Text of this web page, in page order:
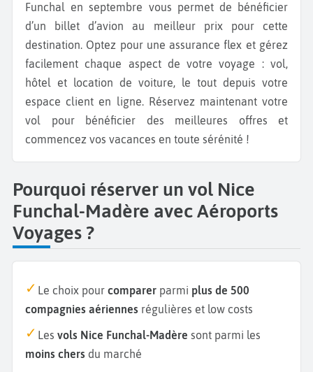
Funchal en septembre vous permet de bénéficier
d’un billet d’avion au meilleur prix pour cette
destination. Optez pour une assurance flex et gérez
facilement chaque aspect de votre voyage : vol,
hôtel et location de voiture, le tout depuis votre
espace client en ligne. Réservez maintenant votre
vol pour bénéficier des meilleures offres et
commencez vos vacances en toute sérénité !
Pourquoi réserver un vol Nice
Funchal-Madère avec Aéroports
Voyages ?
Le choix pour comparer parmi plus de 500
compagnies aériennes régulières et low costs
Les vols Nice Funchal-Madère sont parmi les
moins chers du marché